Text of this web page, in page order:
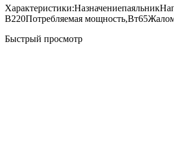
В220Потребляемая
Быстрый просмотр